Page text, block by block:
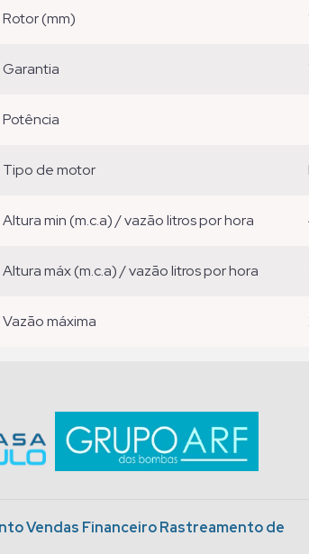
rotor (mm)
garantia
potência
tipo de motor
altura min (m.c.a) / vazão litros por hora
altura máx (m.c.a) / vazão litros por hora
vazão máxima
Vendas Financeiro Rastreamento de